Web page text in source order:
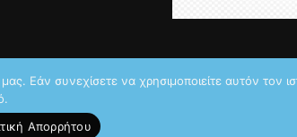
Εάν συνεχίσετε να χρησιμοποιείτε αυτόν τον
Aπορρήτου